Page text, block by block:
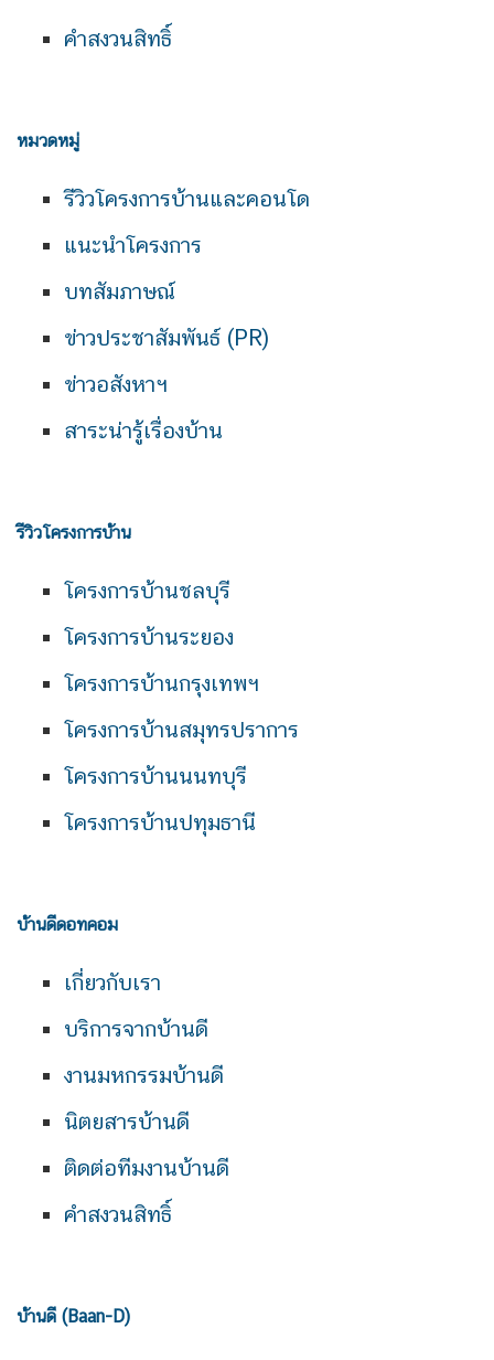
คำสงวนสิทธิ์
หมวดหมู่
รีวิวโครงการบ้านและคอนโด
แนะนำโครงการ
บทสัมภาษณ์
ข่าวประชาสัมพันธ์ (PR)
ข่าวอสังหาฯ
สาระน่ารู้เรื่องบ้าน
รีวิวโครงการบ้าน
โครงการบ้านชลบุรี
โครงการบ้านระยอง
โครงการบ้านกรุงเทพฯ
โครงการบ้านสมุทรปราการ
โครงการบ้านนนทบุรี
โครงการบ้านปทุมธานี
บ้านดีดอทคอม
เกี่ยวกับเรา
บริการจากบ้านดี
งานมหกรรมบ้านดี
นิตยสารบ้านดี
ติดต่อทีมงานบ้านดี
คำสงวนสิทธิ์
บ้านดี (Baan-D)